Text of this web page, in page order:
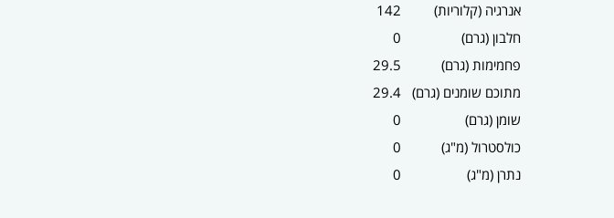
אנרגיה (קלוריות)
142
חלבון (גרם)
0
פחמימות (גרם)
29.5
מתוכם שומנים (גרם) 29.4
שומן (גרם)
0
כולסטרול (מ"ג)
0
נתרן (מ"ג)
0